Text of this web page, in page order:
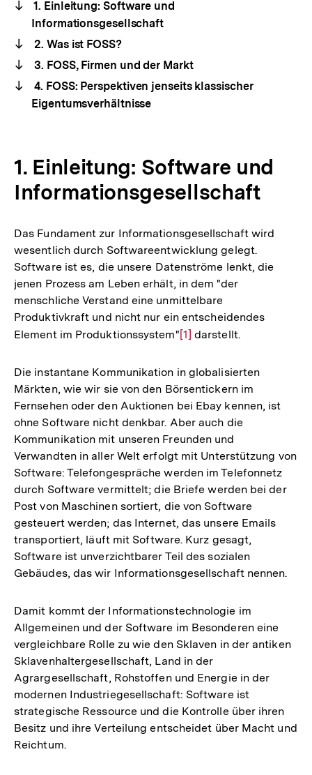
1. Einleitung: Software und
Informationsgesellschaft
2. Was ist FOSS?
3. FOSS, Firmen und der Markt
4. FOSS: Perspektiven jenseits klassischer
Eigentumsverhältnisse
1. Einleitung: Software und
Informationsgesellschaft
Das Fundament zur Informationsgesellschaft wird
wesentlich durch Softwareentwicklung gelegt.
Software ist es, die unsere Datenströme lenkt, die
jenen Prozess am Leben erhält, in dem "der
menschliche Verstand eine unmittelbare
Produktivkraft und nicht nur ein entscheidendes
Element im Produktionssystem" Zur
der
Fußnote
[1] darstellt.
Die instantane Kommunikation in globalisierten
Märkten, wie wir sie von den Börsentickern im
Fernsehen oder den Auktionen bei Ebay kennen, ist
ohne Software nicht denkbar. Aber auch die
Kommunikation mit unseren Freunden und
Verwandten in aller Welt erfolgt mit Unterstützung von
Software: Telefongespräche werden im Telefonnetz
durch Software vermittelt; die Briefe werden bei der
Post von Maschinen sortiert, die von Software
gesteuert werden; das Internet, das unsere Emails
transportiert, läuft mit Software. Kurz gesagt,
Software ist unverzichtbarer Teil des sozialen
Gebäudes, das wir Informationsgesellschaft nennen.
Damit kommt der Informationstechnologie im
Allgemeinen und der Software im Besonderen eine
vergleichbare Rolle zu wie den Sklaven in der antiken
Sklavenhaltergesellschaft, Land in der
Agrargesellschaft, Rohstoffen und Energie in der
modernen Industriegesellschaft: Software ist
strategische Ressource und die Kontrolle über ihren
Besitz und ihre Verteilung entscheidet über Macht und
Reichtum.